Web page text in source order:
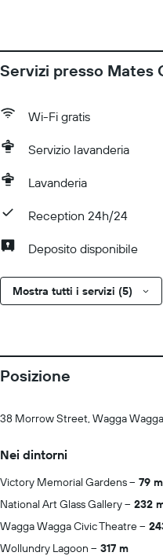
Servizi presso Mates
Wi-Fi gratis
Servizio lavanderia
Lavanderia
Reception 24h/24
Deposito disponibile
Mostra tutti i servizi (5)
Posizione
38 Morrow Street, Wagga
Nei dintorni
Victory Memorial Gardens
79 m
National Art Glass Gallery
232
Wagga Wagga Civic Theatre
Wollundry Lagoon
317 m